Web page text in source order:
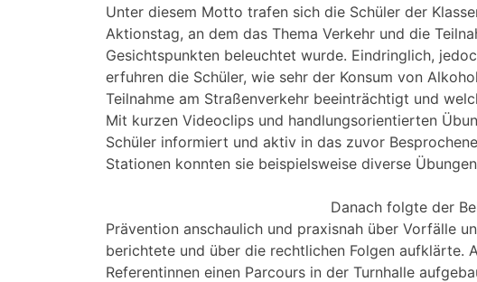
Unter diesem Motto trafen sich die Schüler der
Aktionstag, an dem das Thema Verkehr und die
Gesichtspunkten beleuchtet wurde. Eindringlich,
erfuhren die Schüler, wie sehr der Konsum von
Teilnahme am Straßenverkehr beeinträchtigt und
Mit kurzen Videoclips und handlungsorientierten
Schüler informiert und aktiv in das zuvor
Stationen konnten sie beispielsweise diverse
Danach folgte der
Prävention anschaulich und praxisnah über Vorfälle
berichtete und über die rechtlichen Folgen aufklärte.
Referentinnen einen Parcours in der Turnhalle